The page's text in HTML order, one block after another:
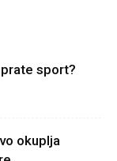
sport?
okuplja